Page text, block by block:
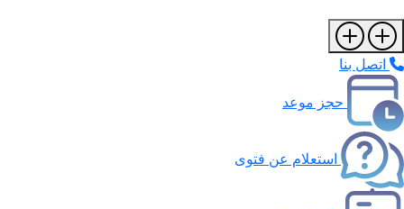
اتصل بنا
حجز موعد
استعلام عن فتوى